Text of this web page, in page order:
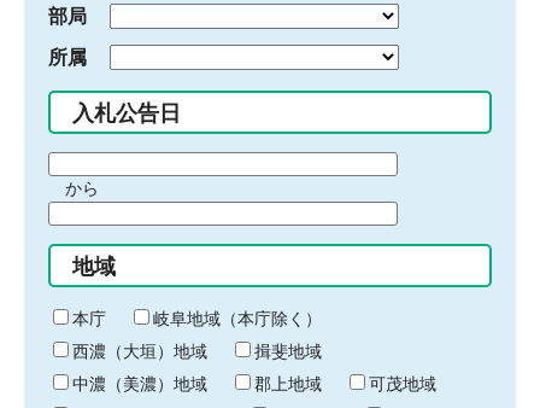
部局
所属
入札公告日
間
始
り
から
間
終
わ
り
地域
本庁
岐阜地域（本庁除く）
西濃（大垣）地域
揖斐地域
中濃（美濃）地域
郡上地域
可茂地域